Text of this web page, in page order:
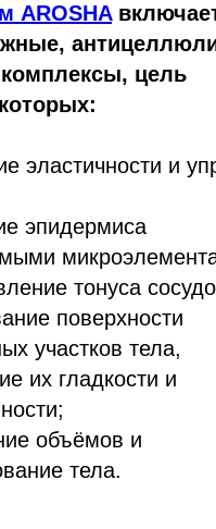
AROSHA
цель
эластичности и
эпидермиса
тонуса
поверхности
участков тела,
их гладкости и
объёмов и
тела.